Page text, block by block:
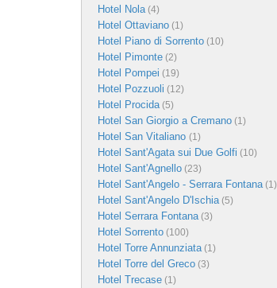
Hotel Nola(4)
Hotel Ottaviano (1)
Hotel Piano di Sorrento (10)
Hotel Pimonte (2)
Hotel Pompei (19)
Hotel Pozzuoli (12)
Hotel Procida(5)
Hotel San Giorgio a Cremano (1)
Hotel San Vitaliano (1)
Hotel Sant'Agata sui Due Golfi (10)
Hotel Sant'Agnello (23)
Hotel Sant'Angelo - Serrara Fontana(1)
Hotel Sant'Angelo D'Ischia(5)
Hotel Serrara Fontana(3)
Hotel Sorrento (100)
Hotel Torre Annunziata(1)
Hotel Torre del Greco (3)
Hotel Trecase (1)